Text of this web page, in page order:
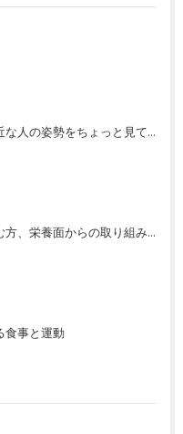
家族、友人、身近な人の姿勢をちょっと見てみませんか？
関節の痛みに悩む方、栄養面からの取り組みも重要ですよ！
食事と運動